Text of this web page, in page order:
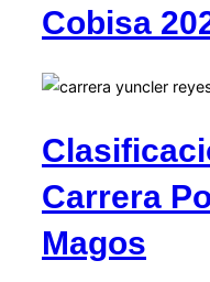
Cobisa
Carrera
Magos